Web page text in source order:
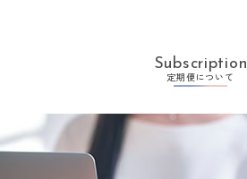
Subscription
定期便について